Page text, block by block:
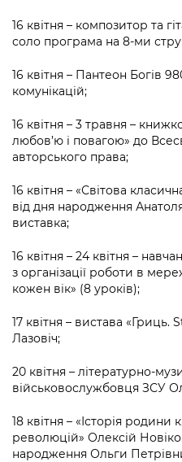
16 квітня – композитор та
соло програма на 8-ми
16 квітня – Пантеон Богів
комунікацій;
16 квітня – 3 травня –
любов’ю і повагою» до
авторського права;
16 квітня – «Світова
від дня народження
виставка;
16 квітня – 24 квітня –
з організації роботи в
кожен вік» (8 уроків);
17 квітня – вистава «Гриць.
Лазовіч;
20 квітня – літературно-
військовослужбовця ЗСУ
18 квітня – «Історія родини
революцій» Олексій
народження Ольги